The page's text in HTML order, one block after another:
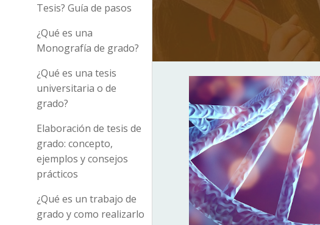
Tesis? Guía de pasos
¿Qué es una
Monografía de grado?
¿Qué es una tesis
universitaria o de
grado?
Elaboración de tesis de
grado: concepto,
ejemplos y consejos
prácticos
¿Qué es un trabajo de
grado y como realizarlo